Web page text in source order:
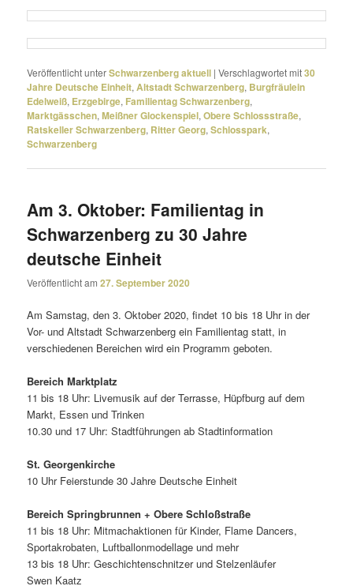
Veröffentlicht unterSchwarzenberg aktuell |Verschlagwortet mit30
Jahre Deutsche Einheit,Altstadt Schwarzenberg, Burgfräulein
Edelweiß, Erzgebirge, Familientag Schwarzenberg,
Marktgässchen,Meißner Glockenspiel,Obere Schlossstraße,
Ratskeller Schwarzenberg, Ritter Georg,Schlosspark,
Schwarzenberg
Am 3. Oktober: Familientag in
Schwarzenberg zu 30 Jahre
deutsche Einheit
Veröffentlicht am27. September 2020
Am Samstag, den 3. Oktober 2020, findet 10 bis 18 Uhr in der
Vor- und Altstadt Schwarzenberg ein Familientag statt, in
verschie­denen Bereichen wird ein Programm geboten.
Bereich Marktplatz
11 bis 18 Uhr: Livemusik auf der Terrasse, Hüpfburg auf dem
Markt, Essen und Trinken
10.30 und 17 Uhr: Stadtführungen ab Stadtinformation
St. Georgenkirche
10 Uhr Feierstunde 30 Jahre Deutsche Einheit
Bereich Springbrunnen + Obere Schloßstraße
11 bis 18 Uhr: Mitmachaktionen für Kinder, Flame Dancers,
Sportakrobaten, Luftballonmodellage und mehr
13 bis 18 Uhr: Geschichtenschnitzer und Stelzenläufer
Swen Kaatz